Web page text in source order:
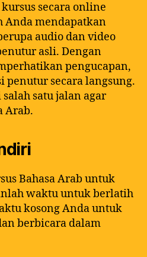
secara online
Anda mendapatkan
audio dan video
asli. Dengan
pengucapan,
penutur secara langsung.
satu jalan agar
Arab.
Bahasa Arab untuk
waktu untuk berlatih
kosong Anda untuk
berbicara dalam